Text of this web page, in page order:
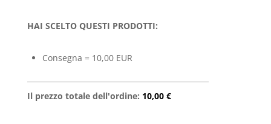
HAI SCELTO QUESTI PRODOTTI:
Consegna = 10,00 EUR
Il prezzo totale dell'ordine: 10,00 €